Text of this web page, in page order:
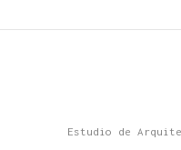
Estudio de